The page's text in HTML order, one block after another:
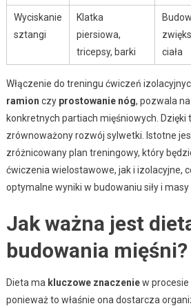
Wyciskanie
sztangi
Klatka
piersiowa,
tricepsy, barki
ciała
Włączenie do treningu ćwiczeń
ramion czy prostowanie nóg, pozwala
konkretnych partiach mięśniowych.
zrównoważony rozwój sylwetki. Istotne
zróżnicowany plan treningowy, który
ćwiczenia wielostawowe, jak i izolacyjne,
optymalne wyniki w budowaniu siły i masy
Jak ważna jest
budowania mięśni?
Dieta ma kluczowe znaczeniew procesie
ponieważ to właśnie ona dostarcza